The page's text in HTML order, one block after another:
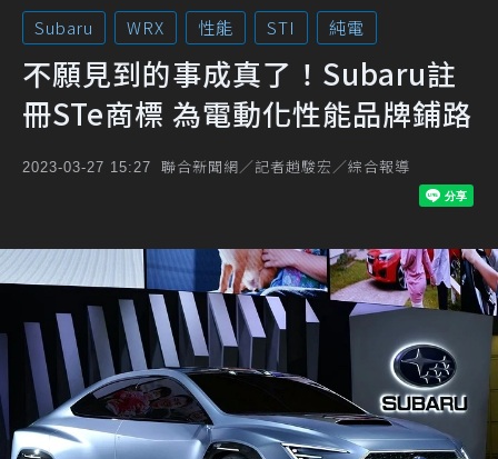
Subaru WRX 性能 STI 純電
不願見到的事成真了！Subaru註
冊STe商標 為電動化性能品牌鋪路
2023-03-27 15:27 聯合新聞網／記者趙駿宏／綜合報導